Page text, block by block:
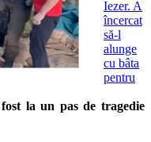
Iezer. A
încercat
să-l
alunge
cu bâta
pentru
la un pas de tragedie